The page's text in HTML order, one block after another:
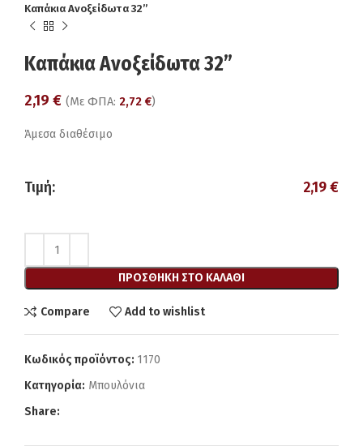
Καπάκια Ανοξείδωτα 32”
Καπάκια Ανοξείδωτα 32”
2,19 € (Με ΦΠΑ: 2,72 €)
Άμεσα διαθέσιμο
Τιμή: 2,19€
ΠΡΟΣΘΉΚΗ ΣΤΟ ΚΑΛΆΘΙ
Compare Add to wishlist
Κωδικός προϊόντος: 1170
Κατηγορία: Μπουλόνια
Share: